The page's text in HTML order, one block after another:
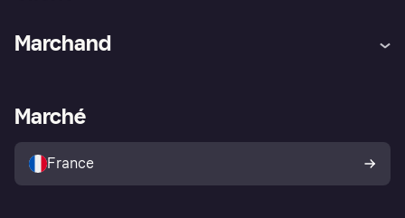
Explorez les magasins
Politique de protection de
l’acheteur Klarna
Marchand
Portail Marchand
Marché
France